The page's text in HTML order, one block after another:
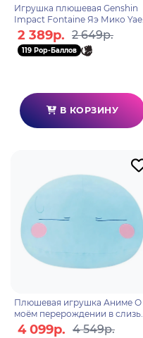
Игрушка плюшевая Genshin
Impact Fontaine Яэ Мико Yae
Miko 6942421163800
2 389р. 2 649р.
119 Pop-Баллов
В КОРЗИНУ
Плюшевая игрушка Аниме О
моём перерождении в слизь
37см BP89631
4 099р. 4 549р.